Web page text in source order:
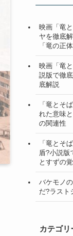
映画「竜
ヤを徹底
「竜の正
映画「竜
説版で徹
底解説
「竜とそ
れた意味
の関連性
「竜とそ
盾?小説版
とすずの
バケモノ
だ?ラスト
カテゴリ